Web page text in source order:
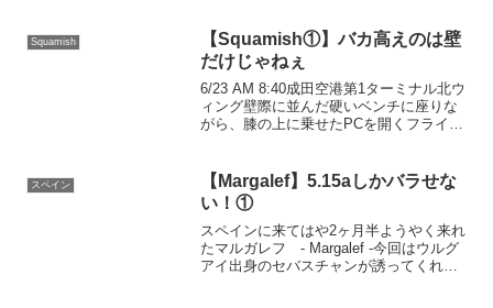
クティブ女子「アマンダ」。これが俗に
言うコミュ力...
Squamish
【Squamish①】バカ高えのは壁
だけじゃねぇ
6/23 AM 8:40成田空港第1ターミナル北ウ
ィング壁際に並んだ硬いベンチに座りな
がら、膝の上に乗せたPCを開くフライト
合う。18:20少し打ち合わせが伸びて...
スペイン
【Margalef】5.15aしかバラせな
い！①
スペインに来てはや2ヶ月半ようやく来れ
たマルガレフ - Margalef -今回はウルグ
アイ出身のセバスチャンが誘ってくれ